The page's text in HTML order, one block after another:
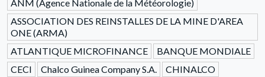
ANM (Agence Nationale de la Météorologie)
ASSOCIATION DES REINSTALLES DE LA MINE D'AREA
ONE (ARMA)
ATLANTIQUE MICROFINANCE
BANQUE MONDIALE
CECI
Chalco Guinea Company S.A.
CHINALCO